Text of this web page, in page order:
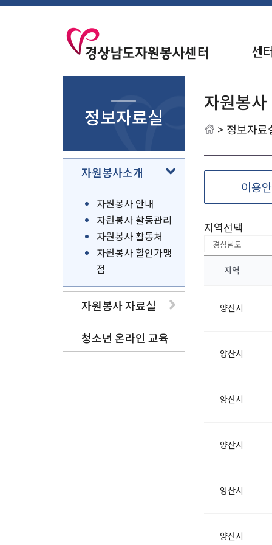
센
정보자료실
자원봉사소개
자원봉사 안내
자원봉사 활동관리
자원봉사 활동처
자원봉사 할인가맹
점
자원봉사 자료실
청소년 온라인 교육
자원봉
> 정보자료
이용
지역선택
지역
양산시
양산시
양산시
양산시
양산시
양산시